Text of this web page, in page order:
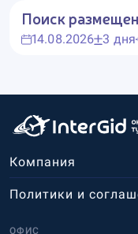
Поиск
14.08.2026 3 дня
Компания
ОФИС
Политики и